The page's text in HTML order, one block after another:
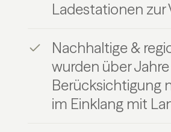
Ladestationen zur
Nachhaltige &
wurden über
Berücksichtigung
im Einklang mit